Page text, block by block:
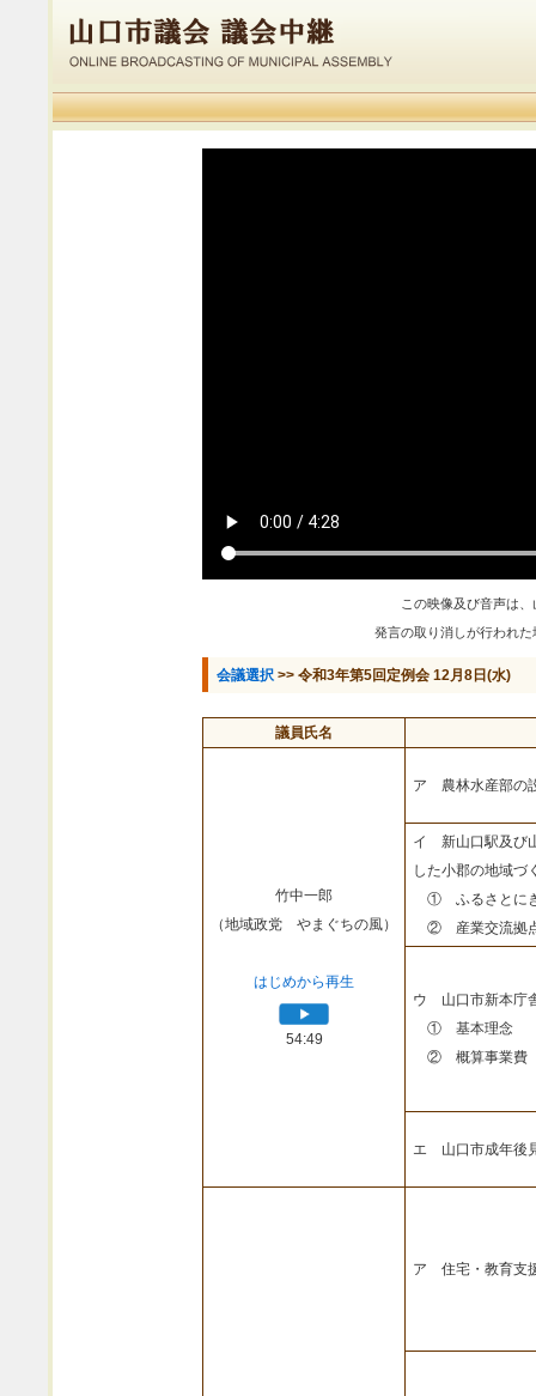
この映像及び音声は
発言の取り消しが行われ
会議選択 >> 令和3年第5回定例会 12月8日(水)
議員氏名
竹中一郎
（地域政党 やまぐちの風）
はじめから再生
54:49
ア 農林水産部の
イ 新山口駅及び
した小郡の地域づ
① ふるさとにぎ
② 産業交流拠点
ウ 山口市新本庁
① 基本理念
② 概算事業費
エ 山口市成年後
ア 住宅・教育支